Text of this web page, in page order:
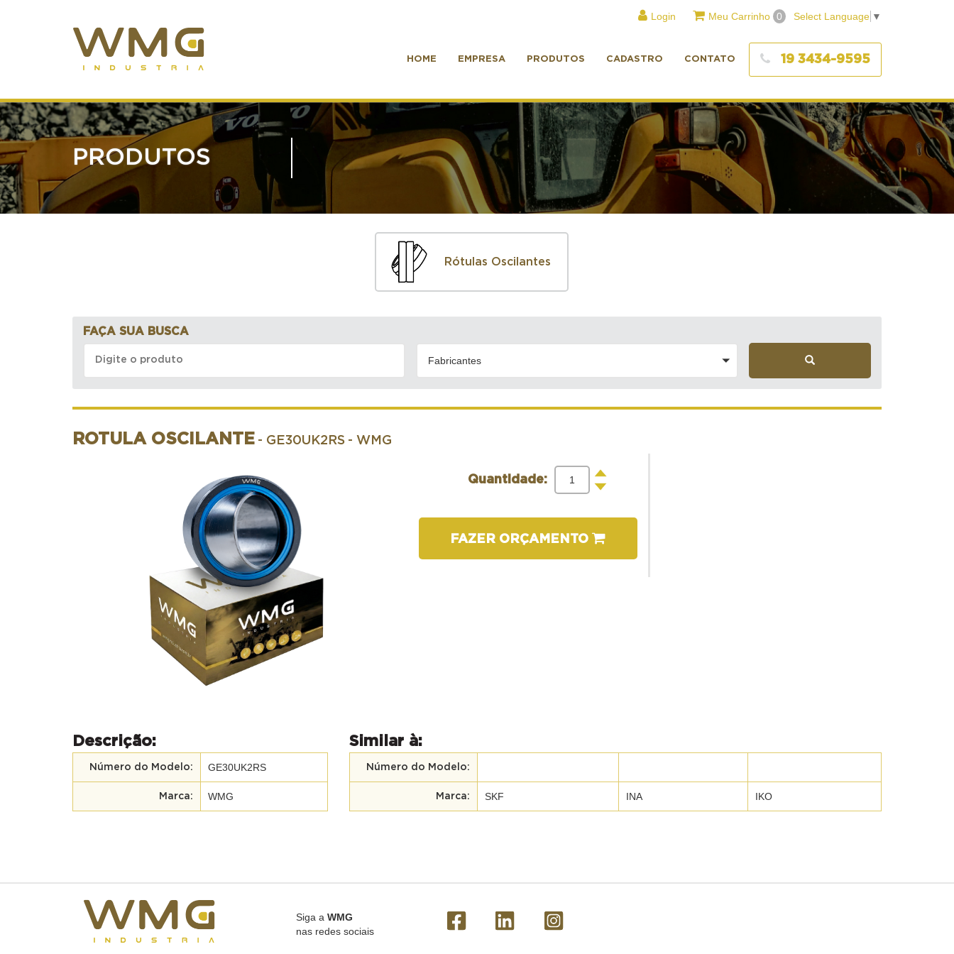
Login Meu Carrinho 0 Select Language ▼
HOME EMPRESA PRODUTOS CADASTRO CONTATO 19 3434-9595
PRODUTOS
Rótulas Oscilantes
FAÇA SUA BUSCA
Fabricantes
ROTULA OSCILANTE - GE30UK2RS - WMG
Quantidade:
+
-
FAZER ORÇAMENTO
Descrição:
Número do Modelo: GE30UK2RS
Marca: WMG
Similar à:
Número do Modelo:
Marca: SKF INA IKO
Siga a WMG
nas redes sociais